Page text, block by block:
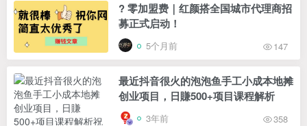
? 零加盟费｜红颜搭全国城市代理商招
募正式启动！
5个月前 147
最近抖音很火的泡泡鱼手工小成本地摊
创业项目，日賺500+项目课程解析
3年前 358